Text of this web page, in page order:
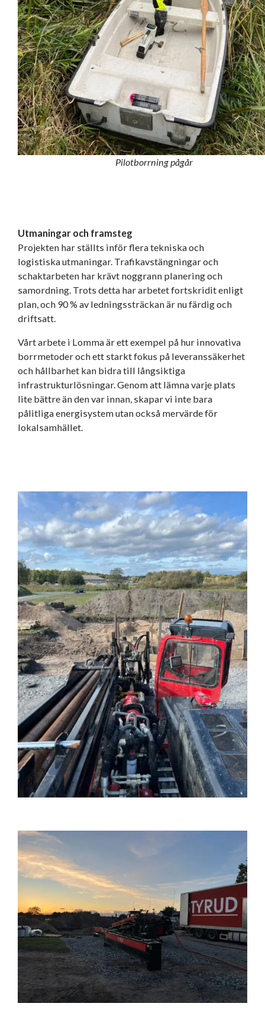
Pilotborrning pågår
Utmaningar och framsteg
Projekten har ställts inför flera tekniska och
logistiska utmaningar. Trafikavstängningar och
schaktarbeten har krävt noggrann planering och
samordning. Trots detta har arbetet fortskridit enligt
plan, och 90 % av ledningssträckan är nu färdig och
driftsatt.
Vårt arbete i Lomma är ett exempel på hur innovativa
borrmetoder och ett starkt fokus på leveranssäkerhet
och hållbarhet kan bidra till långsiktiga
infrastrukturlösningar. Genom att lämna varje plats
lite bättre än den var innan, skapar vi inte bara
pålitliga energisystem utan också mervärde för
lokalsamhället.